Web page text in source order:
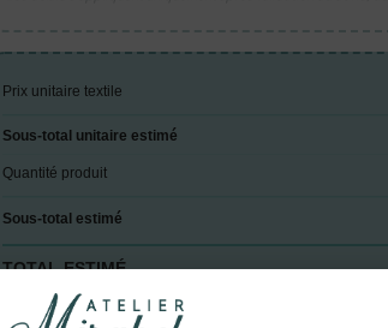
Prix unitaire textile
Sous-total unitaire estimé
Quantité produit
Sous-total estimé
TOTAL ESTIMÉ